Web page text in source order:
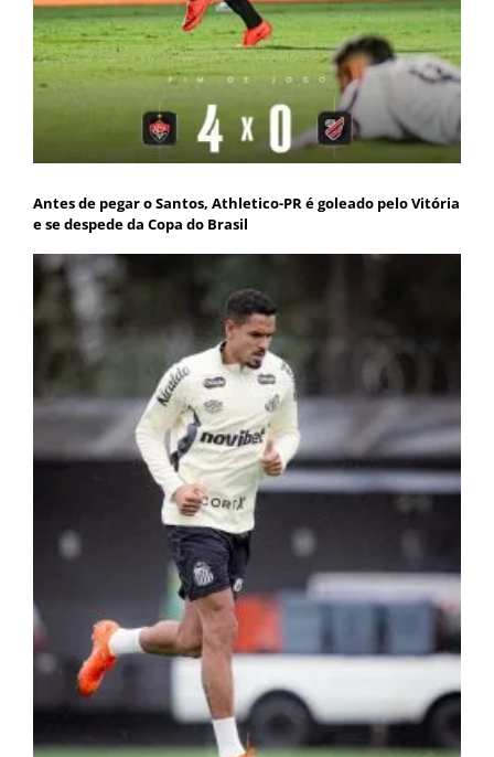
Antes de pegar o Santos, Athletico-PR é goleado pelo Vitória
e se despede da Copa do Brasil